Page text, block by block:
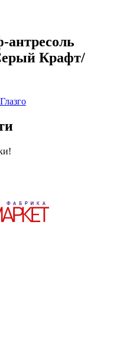
антресоль
Крафт/